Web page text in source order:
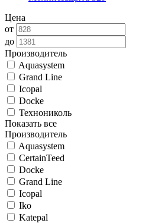
Цена
от
до
Производитель
Aquasystem
Grand Line
Icopal
Docke
Технониколь
Показать все
Производитель
Aquasystem
CertainTeed
Docke
Grand Line
Icopal
Iko
Katepal